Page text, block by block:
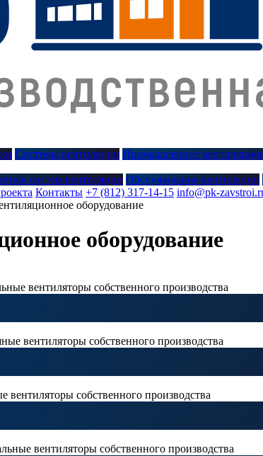
Системы вентиляции Промышленное
систем вентиляции Обслуживание вентиляции
Контакты +7 (812) 317-14-15 info@pk-
оборудование
оборудование
вентиляторы собственного производства
вентиляторы собственного производства
собственного производства
вентиляторы собственного производства